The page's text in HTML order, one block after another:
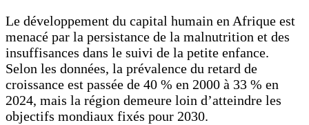
Le développement du capital humain en Afrique est
menacé par la persistance de la malnutrition et des
insuffisances dans le suivi de la petite enfance.
Selon les données, la prévalence du retard de
croissance est passée de 40 % en 2000 à 33 % en
2024, mais la région demeure loin d’atteindre les
objectifs mondiaux fixés pour 2030.